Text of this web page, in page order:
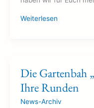
Weiterlesen
Die Gartenbah
Ihre Runden
News-Archiv
Die
Gartenbah
„Fichtenexpress“
dreht
Ihre